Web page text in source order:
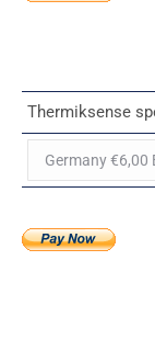
Thermiksense